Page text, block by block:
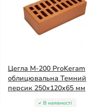
Цегла М-200 ProKeram
облицювальна Темний
персик 250х120х65 мм
В наявності